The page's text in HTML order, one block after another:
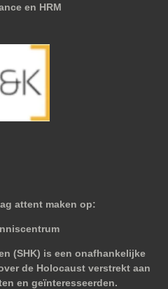
en HRM
attent maken op:
(SHK) is een onafhankelijke
de Holocaust verstrekt aan
en geïnteresseerden.